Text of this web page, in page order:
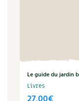
Actions pour la
Archives
Le guide du jardin
Livres